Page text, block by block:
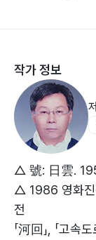
작가 정보
△ 號: 日雲.
△ 1986 영화진
전
「河回」, 「고